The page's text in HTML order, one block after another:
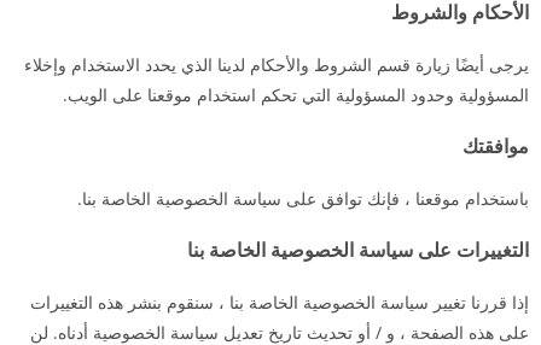
الأحكام والشروط
يرجى أيضًا زيارة قسم الشروط والأحكام لدينا الذي يحدد الاستخدام وإخلاء
المسؤولية وحدود المسؤولية التي تحكم استخدام موقعنا على الويب.
موافقتك
باستخدام موقعنا ، فإنك توافق على سياسة الخصوصية الخاصة بنا.
التغييرات على سياسة الخصوصية الخاصة بنا
إذا قررنا تغيير سياسة الخصوصية الخاصة بنا ، سنقوم بنشر هذه التغييرات
على هذه الصفحة ، و / أو تحديث تاريخ تعديل سياسة الخصوصية أدناه. لن